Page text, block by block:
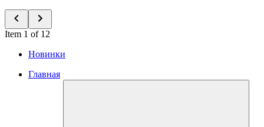
Item 1 of 12
Новинки
Главная